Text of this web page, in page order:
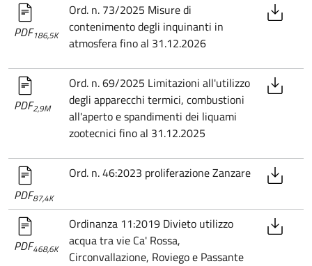
PDF186,5K
Ord. n. 73/2025 Misure di
contenimento degli inquinanti in
atmosfera fino al 31.12.2026
PDF2,9M
Ord. n. 69/2025 Limitazioni all'utilizzo
degli apparecchi termici, combustioni
all'aperto e spandimenti dei liquami
zootecnici fino al 31.12.2025
PDF87,4K
Ord. n. 46:2023 proliferazione Zanzare
PDF468,6K
Ordinanza 11:2019 Divieto utilizzo
acqua tra vie Ca' Rossa,
Circonvallazione, Roviego e Passante